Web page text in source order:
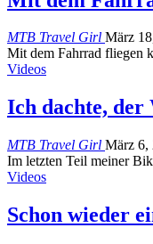
MTB Travel Girl März
Mit dem Fahrrad fliegen
Videos
Ich dachte,
MTB Travel Girl März 6,
Im letzten Teil meiner
Videos
Schon wieder